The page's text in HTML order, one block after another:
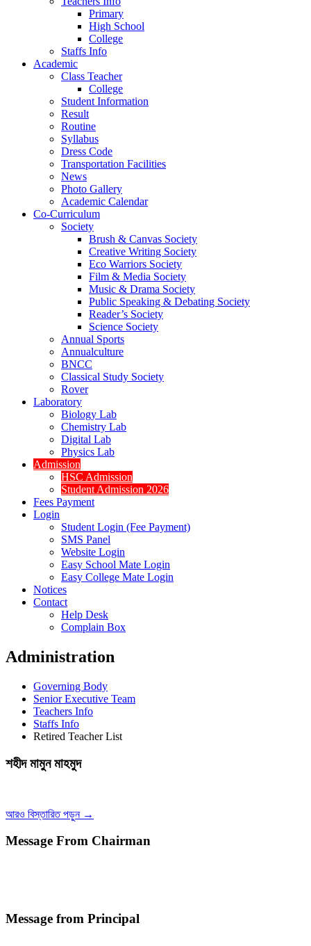
Primary
High School
College
Staffs Info
Academic
Class Teacher
College
Student Information
Result
Routine
Syllabus
Dress Code
Transportation Facilities
News
Photo Gallery
Academic Calendar
Co-Curriculum
Society
Brush & Canvas Society
Creative Writing Society
Eco Warriors Society
Film & Media Society
Music & Drama Society
Public Speaking & Debating Society
Reader’s Society
Science Society
Annual Sports
Annualculture
BNCC
Classical Study Society
Rover
Laboratory
Biology Lab
Chemistry Lab
Digital Lab
Physics Lab
Admission
HSC Admission
Student Admission 2026
Fees Payment
Login
Student Login (Fee Payment)
SMS Panel
Website Login
Easy School Mate Login
Easy College Mate Login
Notices
Contact
Help Desk
Complain Box
Administration
Governing Body
Senior Executive Team
Teachers Info
Staffs Info
Retired Teacher List
শহীদ মামুন মাহমুদ
আরও বিস্তারিত পড়ুন →
Message From Chairman
Message from Principal